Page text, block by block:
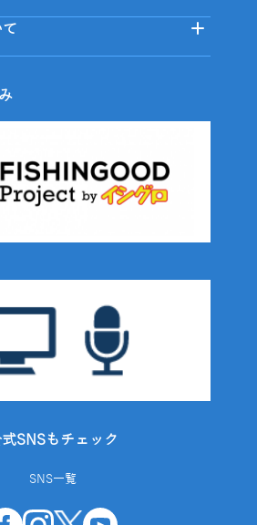
SNSもチェック
SNS一覧